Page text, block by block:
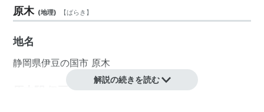
原木 (地理) 【ばらき 】
地名
静岡県伊豆の国市 原木
原木駅 伊豆箱根鉄道（駿豆線）
解説の続きを読む